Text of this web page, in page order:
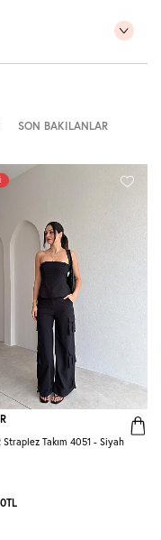
SON BAKILANLAR
Straplez Takım 4051 - Siyah
TL